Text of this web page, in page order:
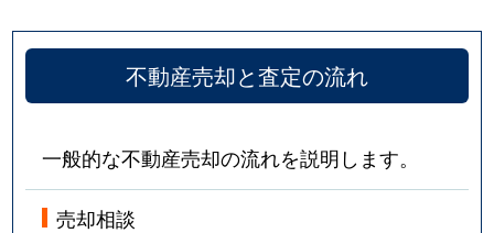
不動産売却と査定の流れ
一般的な不動産売却の流れを説明します。
売却相談